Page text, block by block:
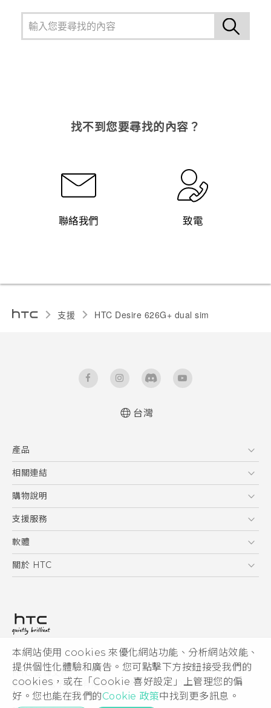
本網站使用 cookies 來優化網站功能、分析網站效能、
提供個性化體驗和廣告。您可點擊下方按鈕接受我們的
cookies，或在「Cookie 喜好設定」上管理您的偏
好。您也能在我們的Cookie 政策中找到更多訊息。
找不到您要尋找的內容？
聯絡我們 致電
支援 HTC Desire 626G+ dual sim‎
台灣
產品
5G
智慧型手機
配件
相關連結
HTC Research
購物說明
購物須知
訂單管理
付款方式
支援服務
到府收送維修服務
服務中心資訊
客戶服務佈告欄
軟體
應用程式
HTC Sync Manager
關於 HTC
投資人
隱私權政策
產品安全性
Cookie
© 2011-2026 HTC Corporation
HTC 法律文件
宏達國際電子股份有限公司 | 統一編號16003518